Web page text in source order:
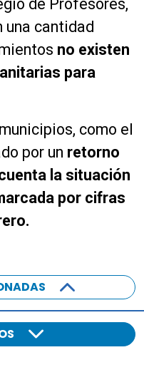
de Profesores,
una cantidad
no existen
para
como el
por un retorno
la situación
por cifras